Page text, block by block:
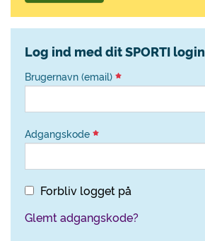
Log ind med dit SPORTI login
Brugernavn (email)
Adgangskode
Forbliv logget på
Glemt adgangskode?